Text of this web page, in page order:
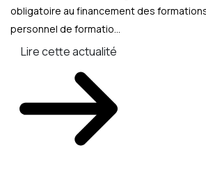
obligatoire au financement des
personnel de formatio...
Lire cette actualité